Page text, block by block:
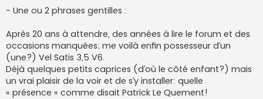
- Une ou 2 phrases gentilles :
Après 20 ans à attendre, des années à lire le forum et des
occasions manquées; me voilà enfin possesseur d’un
(une?) Vel Satis 3,5 V6.
Déjà quelques petits caprices (d’où le côté enfant?) mais
un vrai plaisir de la voir et de s’y installer: quelle
« présence » comme disait Patrick Le Quement!